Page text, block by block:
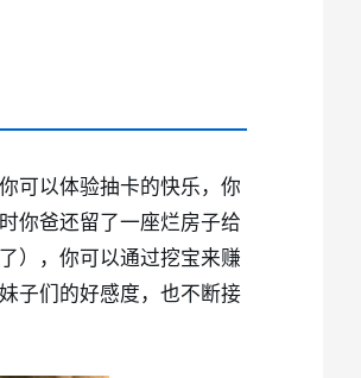
可以体验抽卡的快乐，你
你爸还留了一座烂房子给
），你可以通过挖宝来赚
子们的好感度，也不断接